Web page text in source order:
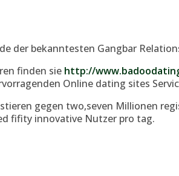
der bekanntesten Gangbar
finden sie http://
Online dating sites
gegen two,seven Millionen
fifity innovative Nutzer pro tag.